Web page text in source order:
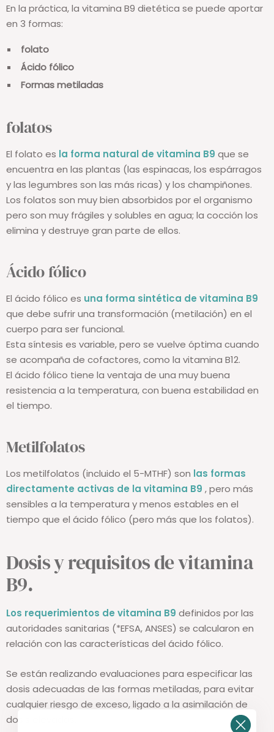
En la práctica, la vitamina B9 dietética se puede aportar
en 3 formas:
folato
Ácido fólico
Formas metiladas
folatos
El folato es la forma natural de vitamina B9 que se
encuentra en las plantas (las espinacas, los espárragos
y las legumbres son las más ricas) y los champiñones.
Los folatos son muy bien absorbidos por el organismo
pero son muy frágiles y solubles en agua; la cocción los
elimina y destruye gran parte de ellos.
Ácido fólico
El ácido fólico es una forma sintética de vitamina B9
que debe sufrir una transformación (metilación) en el
cuerpo para ser funcional.
Esta síntesis es variable, pero se vuelve óptima cuando
se acompaña de cofactores, como la vitamina B12.
El ácido fólico tiene la ventaja de una muy buena
resistencia a la temperatura, con buena estabilidad en
el tiempo.
Metilfolatos
Los metilfolatos (incluido el 5-MTHF) son las formas
directamente activas de la vitamina B9 , pero más
sensibles a la temperatura y menos estables en el
tiempo que el ácido fólico (pero más que los folatos).
Dosis y requisitos de vitamina
B9.
Los requerimientos de vitamina B9 definidos por las
autoridades sanitarias (*EFSA, ANSES) se calcularon en
relación con las características del ácido fólico.
Se están realizando evaluaciones para especificar las
dosis adecuadas de las formas metiladas, para evitar
cualquier riesgo de exceso, ligado a la asimilación de
dosis elevadas.